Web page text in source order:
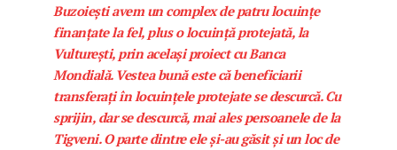
Buzoiești avem un complex de patru locuințe
finanțate la fel, plus o locuință protejată, la
Vulturești, prin același proiect cu Banca
Mondială. Vestea bună este că beneficiarii
transferați în locuințele protejate se descurcă. Cu
sprijin, dar se descurcă, mai ales persoanele de la
Tigveni. O parte dintre ele și-au găsit și un loc de